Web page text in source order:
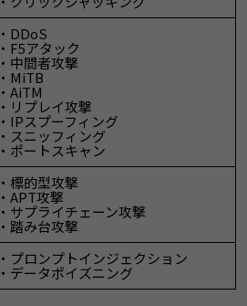
・DDoS
・F5アタック
・中間者攻撃
・MiTB
・AiTM
・リプレイ攻撃
・IPスプーフィング
・スニッフィング
・ポートスキャン
・標的型攻撃
・APT攻撃
・サプライチェーン攻撃
・踏み台攻撃
・プロンプトインジェクション
・データポイズニング